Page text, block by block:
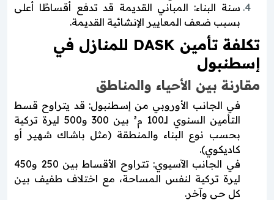
سنة البناء: المباني القديمة قد تدفع أقساطًا أعلى
بسبب ضعف المعايير الإنشائية القديمة.
تكلفة تأمين DASK للمنازل في
إسطنبول
مقارنة بين الأحياء والمناطق
في الجانب الأوروبي من إسطنبول: قد يتراوح قسط
التأمين السنوي لـ100 م² بين 300 و500 ليرة تركية
بحسب نوع البناء والمنطقة (مثل باشاك شهير أو
كاديكوي).
في الجانب الآسيوي: تتراوح الأقساط بين 250 و450
ليرة تركية لنفس المساحة، مع اختلاف طفيف بين
كل حي وآخر.